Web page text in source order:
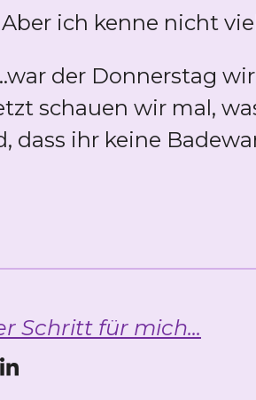
ich kenne nicht
der Donnerstag
schauen wir mal,
dass ihr keine
Schritt für mich...
T